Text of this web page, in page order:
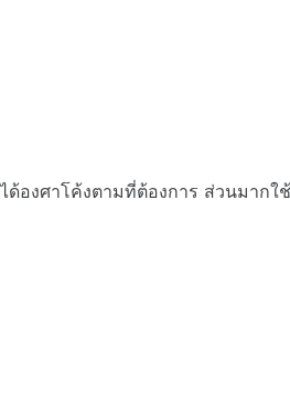
องศาโค้งตามที่ต้องการ ส่วนมาก